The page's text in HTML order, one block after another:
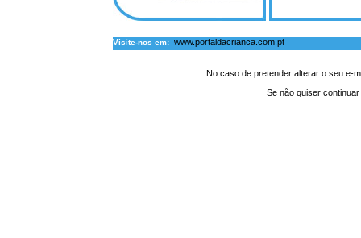
Visite-nos em: www.portaldacrianca.com.pt
No caso de pretender alterar o seu e-
Se não quiser